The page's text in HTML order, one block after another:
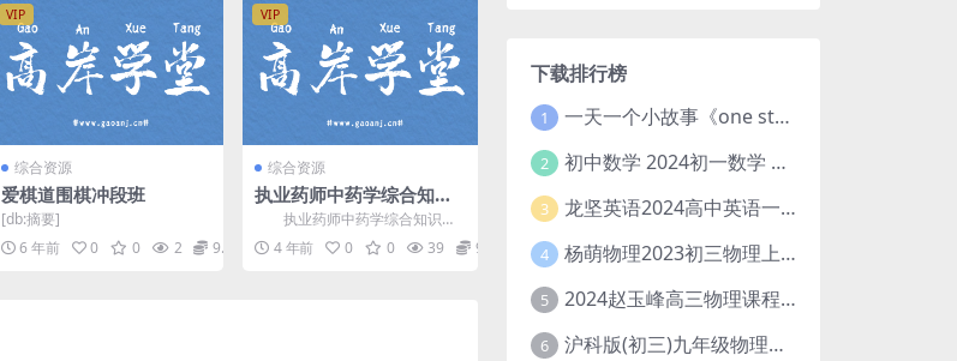
VIP
综合资源
爱棋道围棋冲段班
[db:摘要]
6 年前
0 0 2 9.9
VIP
综合资源
执业药师中药学综合知识
与技能 2019闫敬之基础学
习班（完结）百度网盘分
享
执业药师中药学综合知识与
技能：2019闫敬之基础学习班，
完结版百度网盘执业药...
4 年前 0 0 39 9.9
下载排行榜
1 一天一个小故事《one story a day》初中版 百度网盘分享下载
2 初中数学 2024初一数学 朱韬数学 S班春季下 A+班春季下 百度云网盘
3 龙坚英语2024高中英语一轮系统班(全国卷+北京卷)
4 杨萌物理2023初三物理上秋季A+班(视频+讲义) 百度网盘分享
5 2024赵玉峰高三物理课程24年高考物理一轮复习网课教程
6 沪科版(初三)九年级物理全一册网课教学视频全集(录播版 杜春雨 66讲)